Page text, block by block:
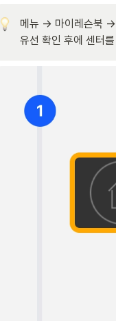
메뉴 → 마이레슨북 →
유선 확인 후에 센터